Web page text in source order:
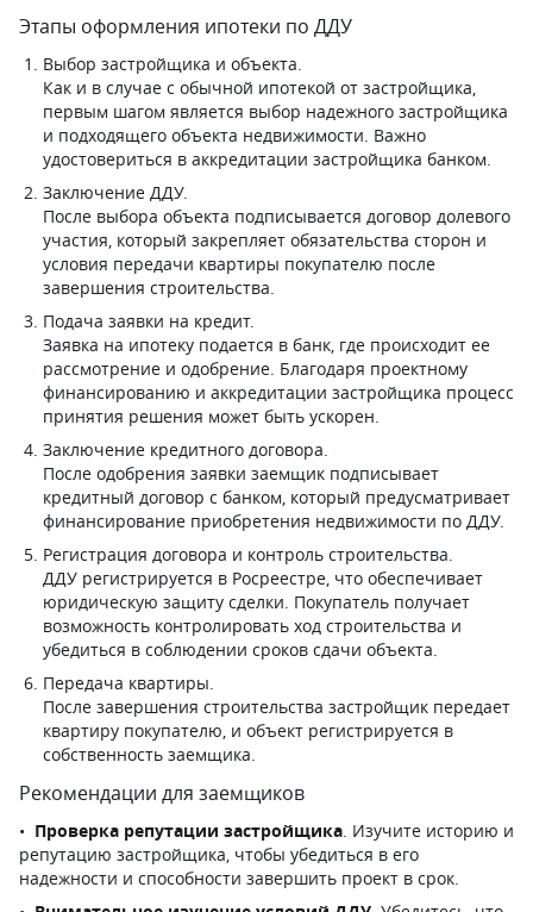
Этапы оформления ипотеки по ДДУ
Выбор застройщика и объекта.
Как и в случае с обычной ипотекой от застройщика,
первым шагом является выбор надежного застройщика
и подходящего объекта недвижимости. Важно
удостовериться в аккредитации застройщика банком.
Заключение ДДУ.
После выбора объекта подписывается договор долевого
участия, который закрепляет обязательства сторон и
условия передачи квартиры покупателю после
завершения строительства.
Подача заявки на кредит.
Заявка на ипотеку подается в банк, где происходит ее
рассмотрение и одобрение. Благодаря проектному
финансированию и аккредитации застройщика процесс
принятия решения может быть ускорен.
Заключение кредитного договора.
После одобрения заявки заемщик подписывает
кредитный договор с банком, который предусматривает
финансирование приобретения недвижимости по ДДУ.
Регистрация договора и контроль строительства.
ДДУ регистрируется в Росреестре, что обеспечивает
юридическую защиту сделки. Покупатель получает
возможность контролировать ход строительства и
убедиться в соблюдении сроков сдачи объекта.
Передача квартиры.
После завершения строительства застройщик передает
квартиру покупателю, и объект регистрируется в
собственность заемщика.
Рекомендации для заемщиков
Проверка репутации застройщика. Изучите историю и
репутацию застройщика, чтобы убедиться в его
надежности и способности завершить проект в срок.